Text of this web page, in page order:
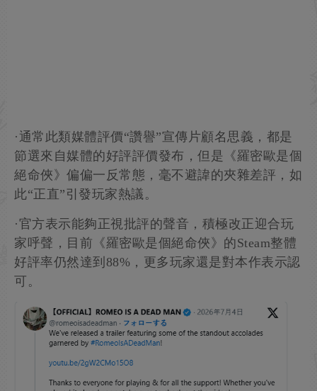
·通常此類媒體評價“讚譽”宣傳片顧名思義，都是
節選來自媒體的好評評價發布，但是《羅密歐是個
絕命俠》偏偏一反常態，毫不避諱的夾雜差評，如
此“正直”引發玩家熱議。
·官方表示能夠正視批評的聲音，積極改正迎合玩
家呼聲，目前《羅密歐是個絕命俠》的Steam整體
好評率仍然達到88%，更多玩家還是對本作表示認
可。